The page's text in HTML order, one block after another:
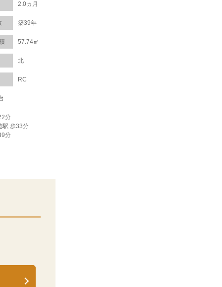
2.0ヵ月
築39年
57.74㎡
北
RC
分
駅 歩33分
分